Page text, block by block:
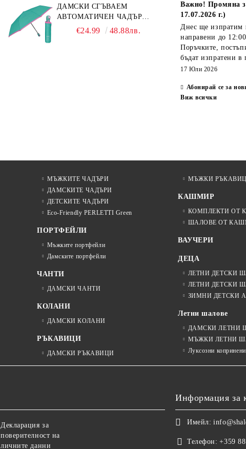
ДАМСКИ СГЪВАЕМ
АВТОМАТИЧЕН ЧАДЪР
OPEN-CLOSE | PERLETTI
€24.99 48.88лв.
Важно! Промяна
17.07.2026 г.)
Днес ще изпратим
направени до
Поръчките,
бъдат изпратени в
17 Юли 2026
Абонирай се за
Виж всички
МЪЖКИТЕ ЧАДЪРИ
ДАМСКИТЕ ЧАДЪРИ
ДЕТСКИТЕ ЧАДЪРИ
Eco-Friendly PERLETTI Green
ПОРТФЕЙЛИ
Мъжките портфейли
Дамските портфейли
ЧАНТИ
ДАМСКИ ЧАНТИ
КОЛАНИ
ДАМСКИ КОЛАНИ
РЪКАВИЦИ
ДАМСКИ РЪКАВИЦИ
МЪЖКИ
КАШМИР
КОМПЛЕКТИ ОТ
ШАЛОВЕ ОТ
ВАУЧЕРИ
ДЕЦА
ЛЕТНИ ДЕТСКИ
ЛЕТНИ ДЕТСКИ
ЗИМНИ ДЕТСКИ
Летни шалове
ДАМСКИ ЛЕТНИ
МЪЖКИ ЛЕТНИ
Луксозни
Декларация за
поверителност на
личните данни
Информация за
Имейл:
Телефон: +359